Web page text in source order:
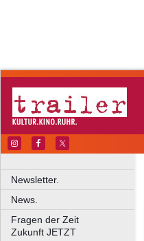
Newsletter.
News.
Fragen der Zeit
Zukunft JETZT